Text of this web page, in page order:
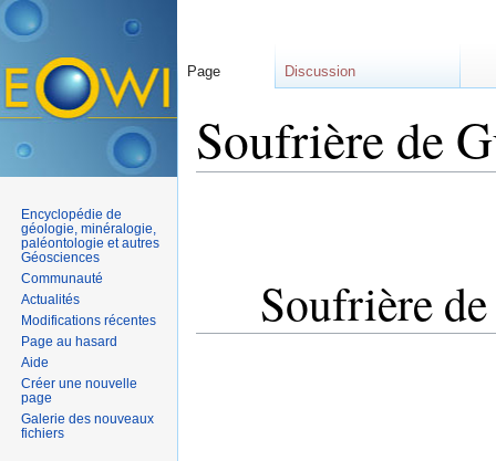
Soufrière de
Soufrière
Page Discussion
Encyclopédie de
géologie, minéralogie,
paléontologie et autres
Géosciences
Communauté
Actualités
Modifications récentes
Page au hasard
Aide
Créer une nouvelle
page
Galerie des nouveaux
fichiers